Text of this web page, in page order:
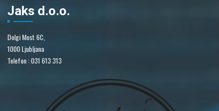
Jaks d.o.o.
Dolgi Most 6C,
1000 Ljubljana
Telefon : 031 613 313